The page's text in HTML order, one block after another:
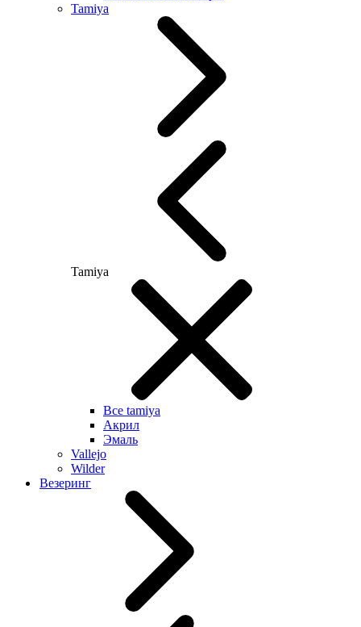
Tamiya
Tamiya
Все tamiya
Акрил
Эмаль
Vallejo
Wilder
Везеринг